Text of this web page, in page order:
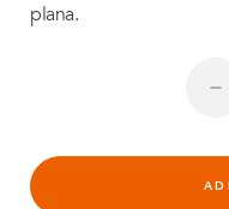
plana.